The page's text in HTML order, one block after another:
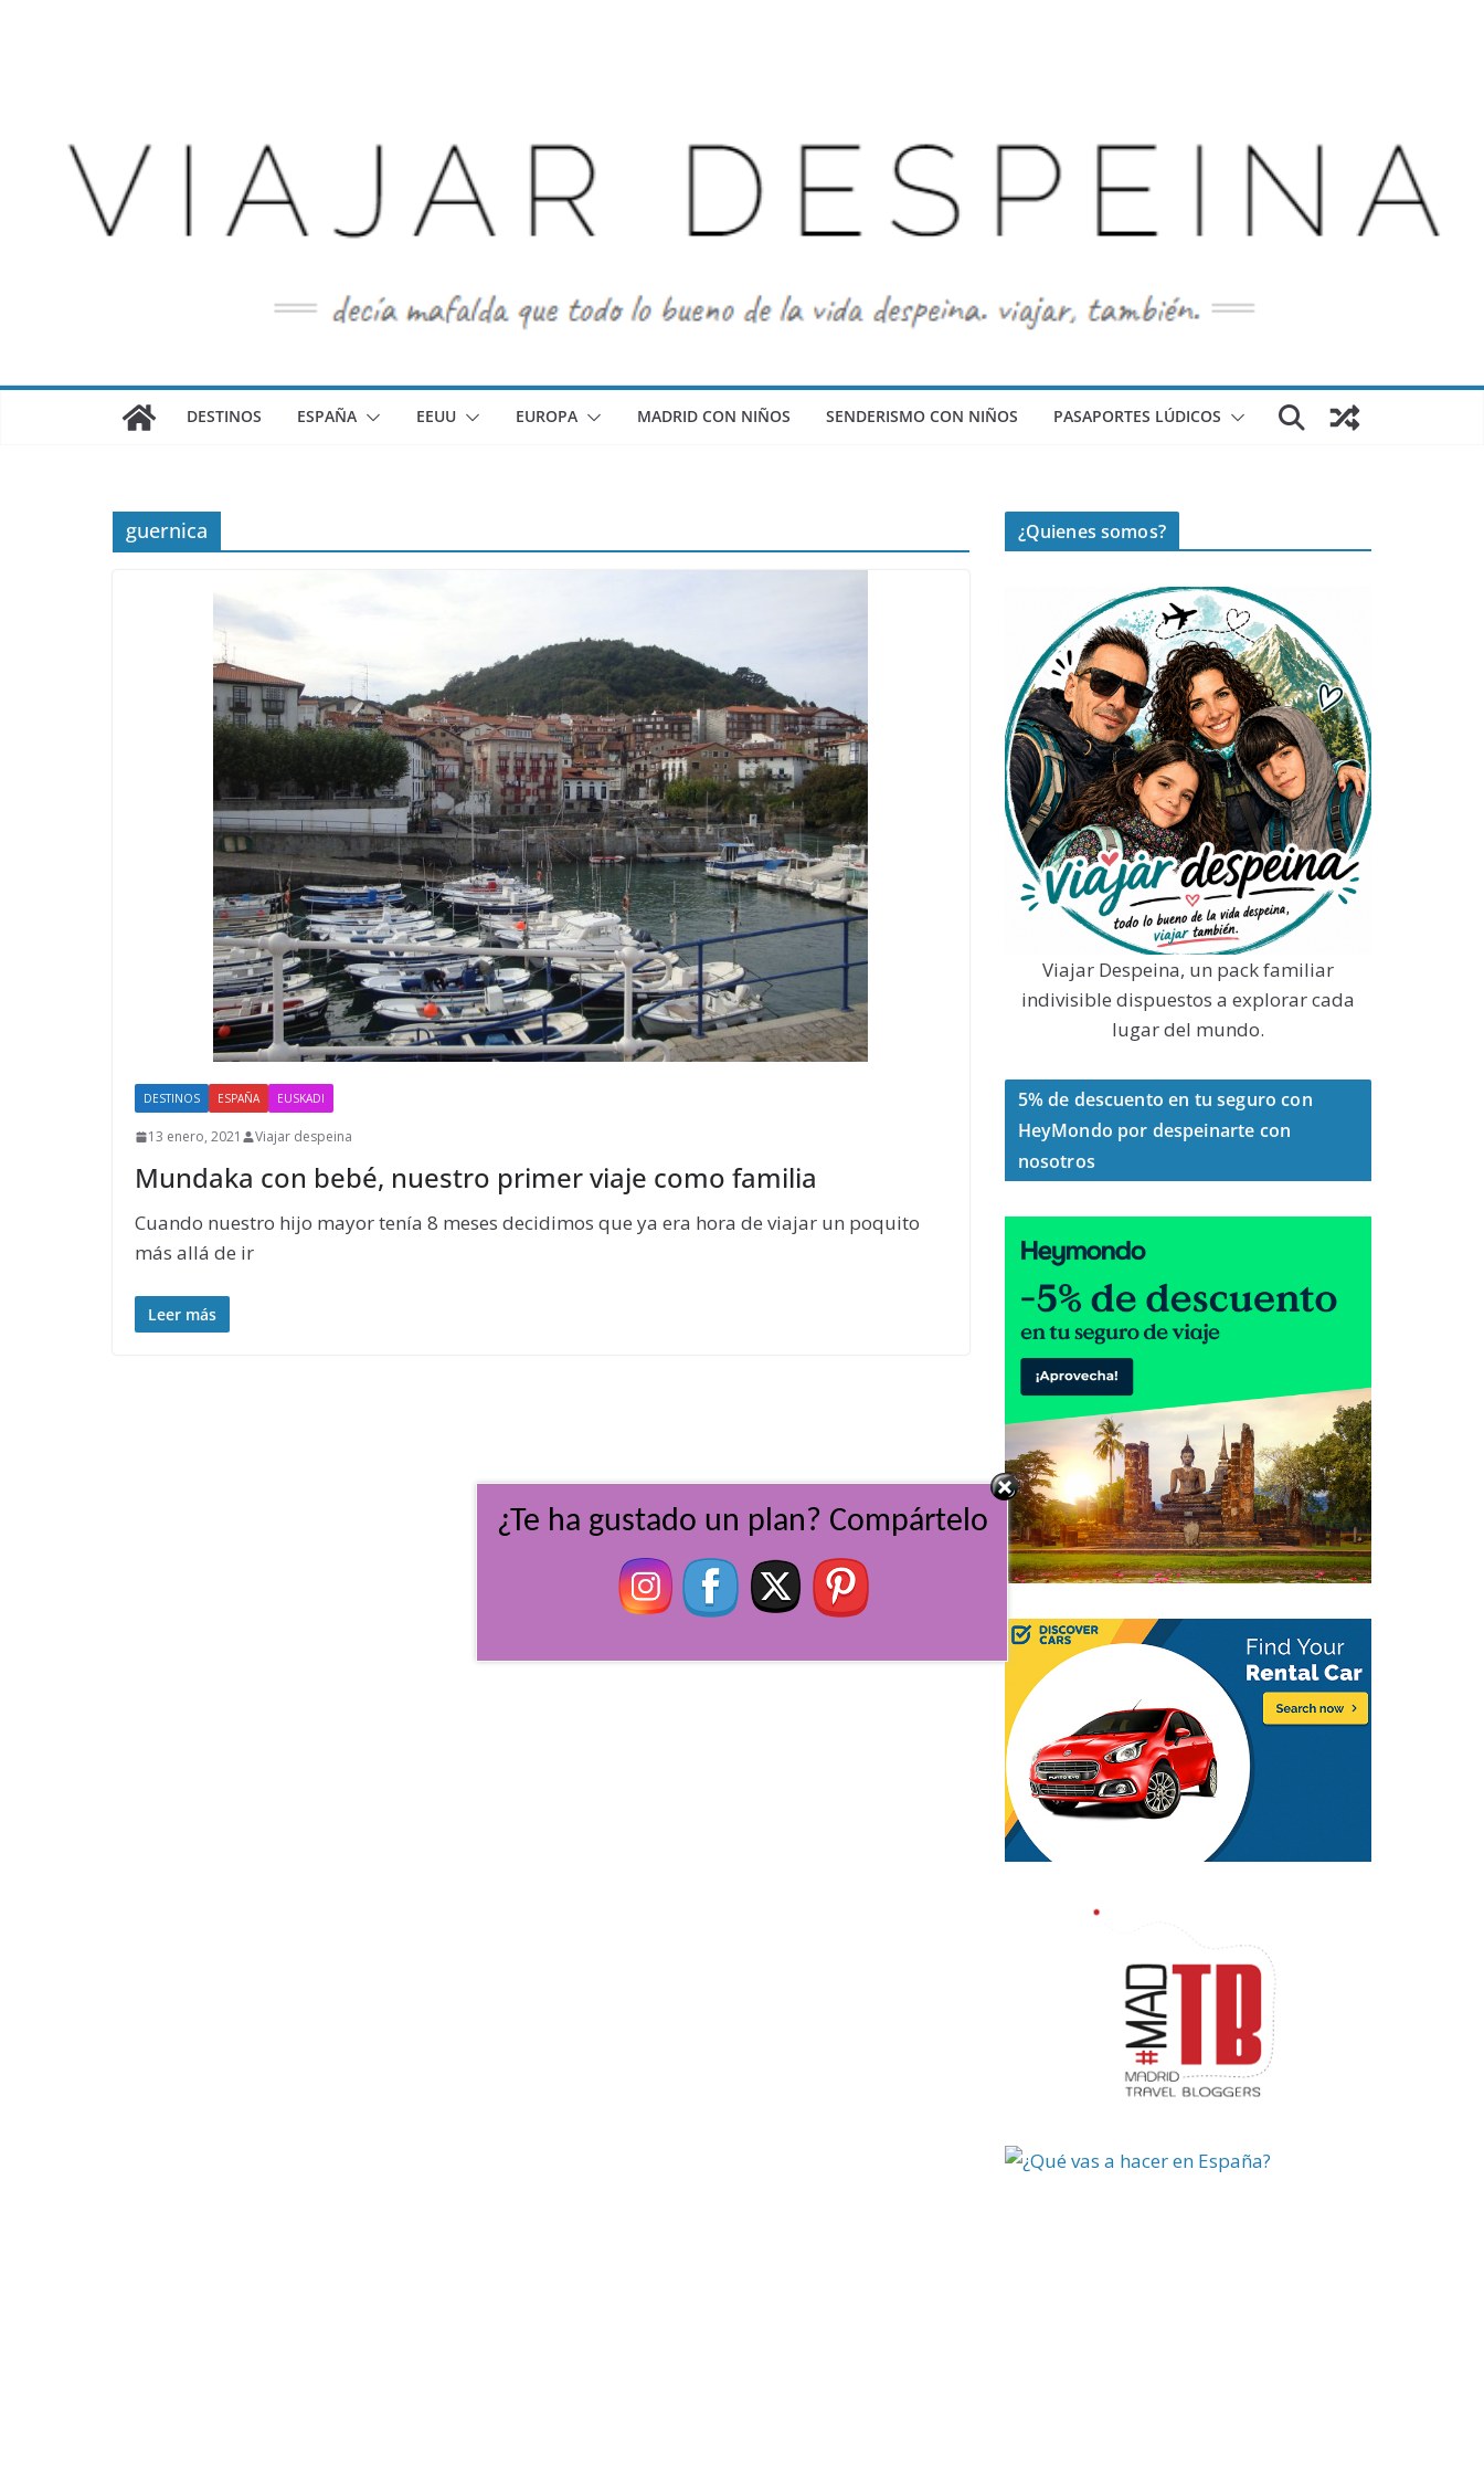
DESTINOS ESPAÑA EEUU EUROPA MADRID CON NIÑOS SENDERISMO CON NIÑOS PASAPORTES LÚDICOS
guernica
DESTINOS ESPAÑA EUSKADI
13 enero, 2021 Viajar despeina
Mundaka con bebé, nuestro primer viaje como familia
Cuando nuestro hijo mayor tenía 8 meses decidimos que ya era hora de viajar un poquito
más allá de ir
Leer más
¿Quienes somos?
Viajar Despeina, un pack familiar
indivisible dispuestos a explorar cada
lugar del mundo.
5% de descuento en tu seguro con
HeyMondo por despeinarte con
nosotros
¿Te ha gustado un plan? Compártelo